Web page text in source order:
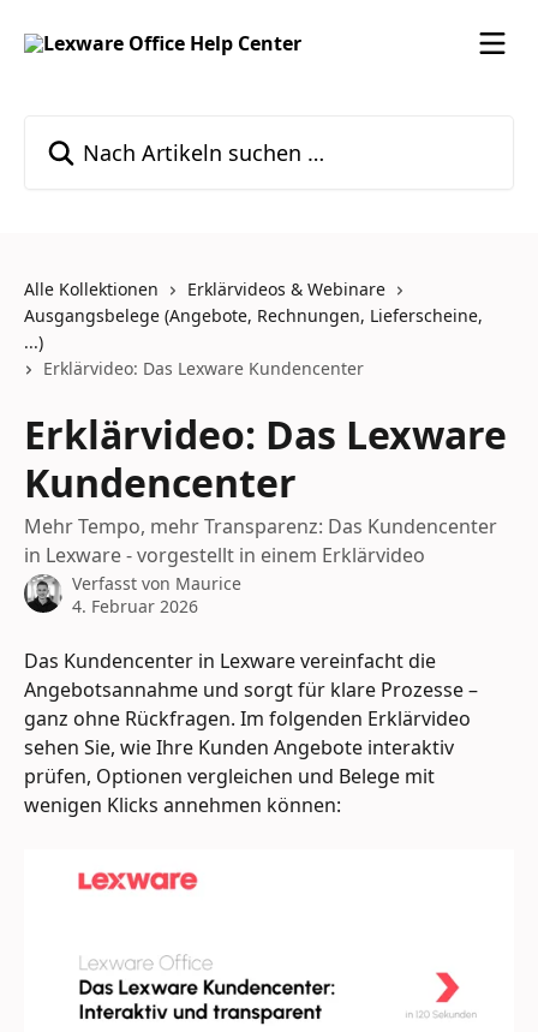
Alle Kollektionen
Erklärvideos & Webinare
Ausgangsbelege (Angebote, Rechnungen, Lieferscheine,
...)
Erklärvideo: Das Lexware Kundencenter
Erklärvideo: Das Lexware
Kundencenter
Mehr Tempo, mehr Transparenz: Das Kundencenter
in Lexware - vorgestellt in einem Erklärvideo
Verfasst von Maurice
4. Februar 2026
Das Kundencenter in Lexware vereinfacht die
Angebotsannahme und sorgt für klare Prozesse –
ganz ohne Rückfragen. Im folgenden Erklärvideo
sehen Sie, wie Ihre Kunden Angebote interaktiv
prüfen, Optionen vergleichen und Belege mit
wenigen Klicks annehmen können: